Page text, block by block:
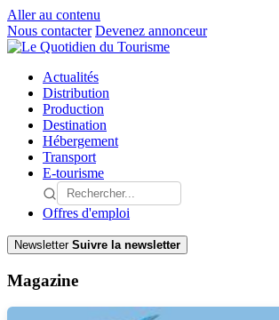
Aller au contenu
Nous contacter Devenez annonceur
Actualités
Distribution
Production
Destination
Hébergement
Transport
E-tourisme
Offres d'emploi
Newsletter Suivre la newsletter
Magazine